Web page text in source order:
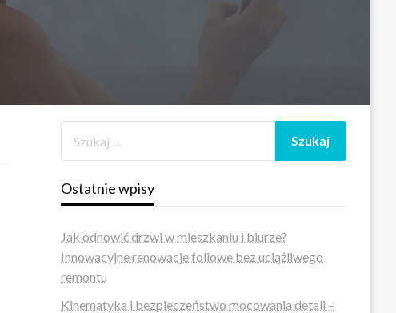
Ostatnie wpisy
Jak odnowić drzwi w mieszkaniu i biurze?
Innowacyjne renowacje foliowe bez uciążliwego
remontu
Kinematyka i bezpieczeństwo mocowania detali –